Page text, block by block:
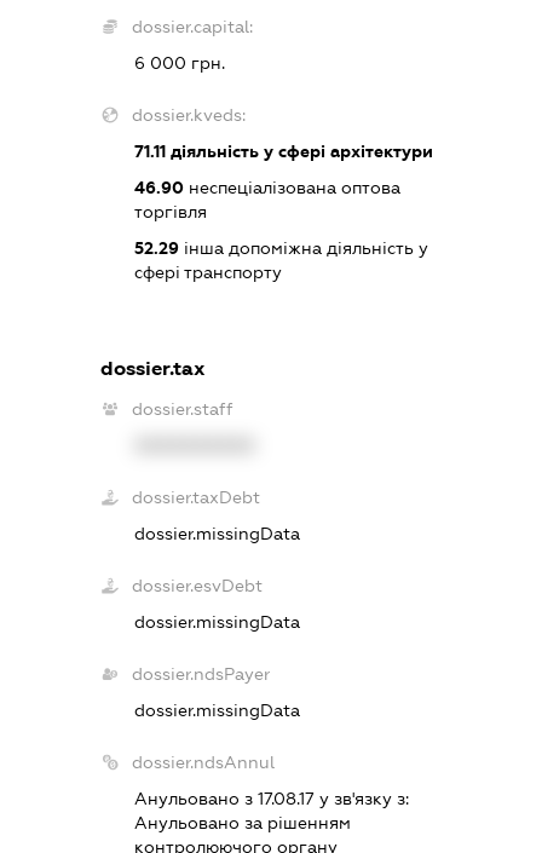
dossier.capital:
6 000 грн.
dossier.kveds:
71.11діяльність у сфері архітектури
46.90неспеціалізована оптова
торгівля
52.29інша допоміжна діяльність у
сфері транспорту
dossier.tax
dossier.staff
dossier.taxDebt
dossier.missingData
dossier.esvDebt
dossier.missingData
dossier.ndsPayer
dossier.missingData
dossier.ndsAnnul
Анульовано з 17.08.17 у зв'язку з:
Анульовано за рiшенням
контролюючого органу